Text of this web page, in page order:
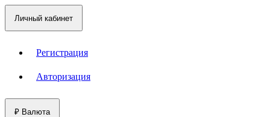
Личный кабинет
Регистрация
Авторизация
₽ Валюта